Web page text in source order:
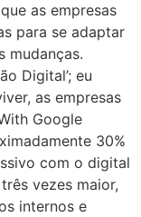
as empresas
para se adaptar
mudanças.
Digital’; eu
as empresas
Google
30%
com o digital
vezes maior,
internos e